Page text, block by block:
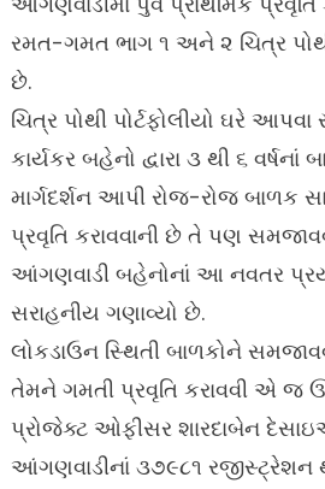
રમત-ગમત ભાગ ૧ અને ૨ ચિત્ર
છે.
ચિત્ર પોથી પોર્ટફોલીયો ઘરે
કાર્યકર બહેનો દ્વારા ૩ થી ૬
માર્ગદર્શન આપી રોજ-રોજ બાળક
પ્રવૃતિ કરાવવાની છે તે પણ
આંગણવાડી બહેનોનાં આ નવતર
સરાહનીય ગણાવ્યો છે.
લોકડાઉન સ્થિતી બાળકોને
તેમને ગમતી પ્રવૃતિ કરાવવી એ જ
પ્રોજેક્ટ ઓફીસર શારદાબેન
આંગણવાડીનાં ૩૭૯૮૧ રજીસ્ટ્રેશન